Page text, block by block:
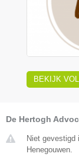
BEKIJK
De Hertogh
Niet gevestigd
Henegouwen.